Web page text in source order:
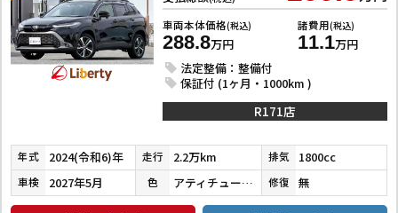
車両本体価格(税込)
288.8万円
諸費用(税込)
11.1万円
法定整備：整備付
保証付 (1ヶ月・1000km )
R171店
年式 2024(令和6)年 走行 2.2万km 排気 1800cc
車検 2027年5月 色 アティチュードブラックマイカ 修復 無